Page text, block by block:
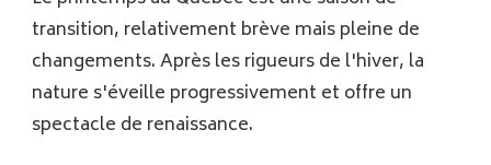
transition, relativement brève mais pleine de
changements. Après les rigueurs de l'hiver, la
nature s'éveille progressivement et offre un
spectacle de renaissance.